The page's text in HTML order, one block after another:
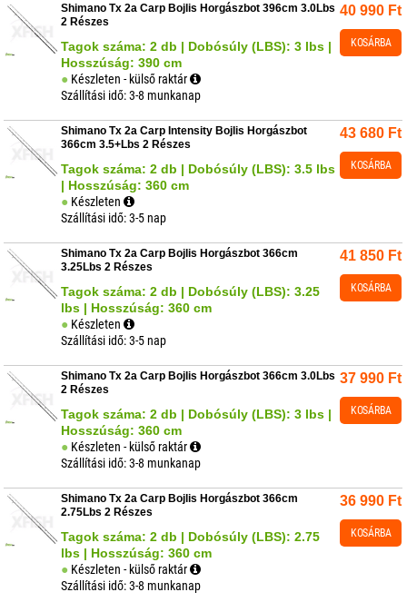
Shimano Tx 2a Carp Bojlis Horgászbot 396cm 3.0Lbs
2 Részes
Tagok száma: 2 db | Dobósúly (LBS): 3 lbs |
Hosszúság: 390 cm
Készleten - külső raktár
Szállítási idő: 3-8 munkanap
40 990 Ft
KOSÁRBA
Shimano Tx 2a Carp Intensity Bojlis Horgászbot
366cm 3.5+Lbs 2 Részes
Tagok száma: 2 db | Dobósúly (LBS): 3.5 lbs
| Hosszúság: 360 cm
Készleten
Szállítási idő: 3-5 nap
43 680 Ft
KOSÁRBA
Shimano Tx 2a Carp Bojlis Horgászbot 366cm
3.25Lbs 2 Részes
Tagok száma: 2 db | Dobósúly (LBS): 3.25
lbs | Hosszúság: 360 cm
Készleten
Szállítási idő: 3-5 nap
41 850 Ft
KOSÁRBA
Shimano Tx 2a Carp Bojlis Horgászbot 366cm 3.0Lbs
2 Részes
Tagok száma: 2 db | Dobósúly (LBS): 3 lbs |
Hosszúság: 360 cm
Készleten - külső raktár
Szállítási idő: 3-8 munkanap
37 990 Ft
KOSÁRBA
Shimano Tx 2a Carp Bojlis Horgászbot 366cm
2.75Lbs 2 Részes
Tagok száma: 2 db | Dobósúly (LBS): 2.75
lbs | Hosszúság: 360 cm
Készleten - külső raktár
Szállítási idő: 3-8 munkanap
36 990 Ft
KOSÁRBA